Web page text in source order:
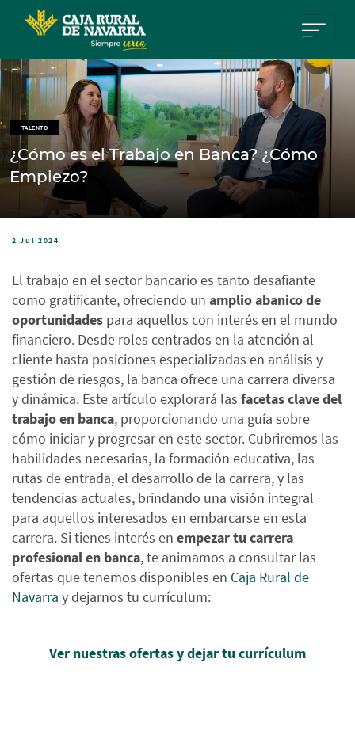
TALENTO
¿Cómo es el Trabajo en Banca? ¿Cómo
Empiezo?
2 Jul 2024
El trabajo en el sector bancario es tanto desafiante
como gratificante, ofreciendo un amplio abanico de
oportunidades para aquellos con interés en el mundo
financiero. Desde roles centrados en la atención al
cliente hasta posiciones especializadas en análisis y
gestión de riesgos, la banca ofrece una carrera diversa
y dinámica. Este artículo explorará las facetas clave del
trabajo en banca, proporcionando una guía sobre
cómo iniciar y progresar en este sector. Cubriremos las
habilidades necesarias, la formación educativa, las
rutas de entrada, el desarrollo de la carrera, y las
tendencias actuales, brindando una visión integral
para aquellos interesados en embarcarse en esta
carrera. Si tienes interés en empezar tu carrera
profesional en banca, te animamos a consultar las
ofertas que tenemos disponibles en Caja Rural de
Navarra y dejarnos tu currículum:
Ver nuestras ofertas y dejar tu currículum